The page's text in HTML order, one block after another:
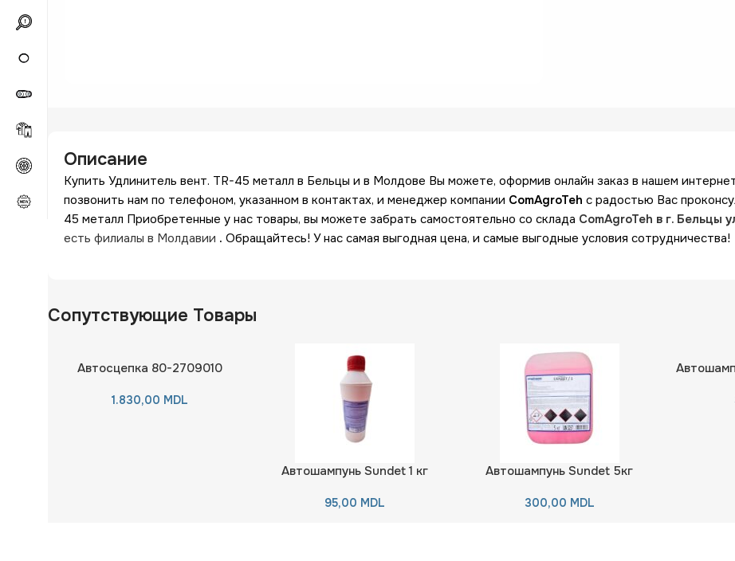
Описание
Купить Удлинитель вент. TR-45 металл в Бельцы и в Молдове Вы можете, оформив онлайн заказ в нашем
позвонить нам по телефоном, указанном в контактах, и менеджер компании ComAgroTeh с радостью Вас
45 металл Приобретенные у нас товары, вы можете забрать самостоятельно со склада ComAgroTeh в г. Бельцы
есть филиалы в Молдавии . Обращайтесь! У нас самая выгодная цена, и самые выгодные условия сотрудничества!
Сопутствующие Товары
Автосцепка 80-2709010
1.830,00 MDL
Автошампунь Sundet 1 кг
95,00 MDL
Автошампунь Sundet 5кг
300,00 MDL